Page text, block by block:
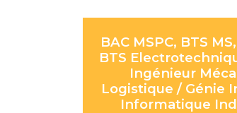
BAC MSPC, BTS
BTS
Ingénieur
Logistique / Génie
Informatique